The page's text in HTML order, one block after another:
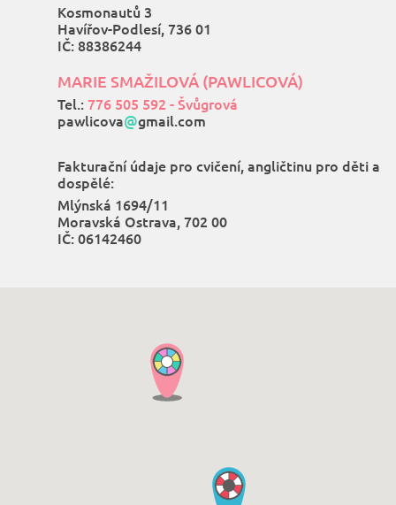
Kosmonautů 3
Havířov-Podlesí, 736 01
IČ: 88386244
MARIE SMAŽILOVÁ (PAWLICOVÁ)
Tel.: 776 505 592 - Švůgrová
pawlicova@gmail.com
Fakturační údaje pro cvičení, angličtinu pro děti a
dospělé:
Mlýnská 1694/11
Moravská Ostrava, 702 00
IČ: 06142460